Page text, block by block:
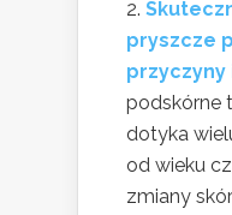
pryszcze
przyczyny
podskórne
dotyka
od wieku
zmiany